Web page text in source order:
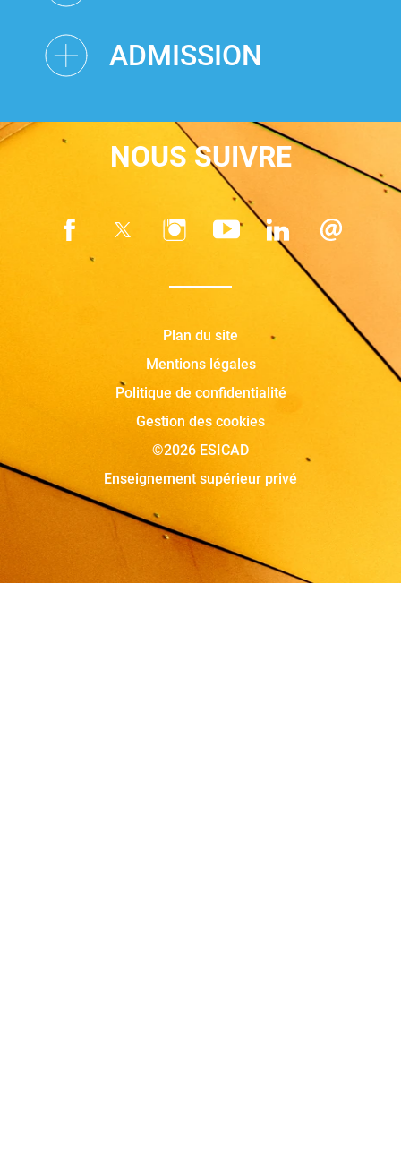
ADMISSION
NOUS SUIVRE
Plan du site
Mentions légales
Politique de confidentialité
Gestion des cookies
©2026 ESICAD
Enseignement supérieur privé